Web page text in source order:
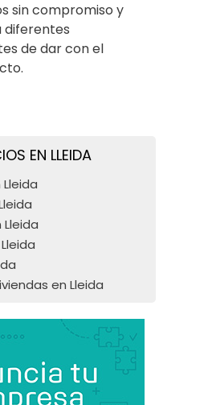
sin compromiso y
diferentes
de dar con el
EN LLEIDA
en Lleida